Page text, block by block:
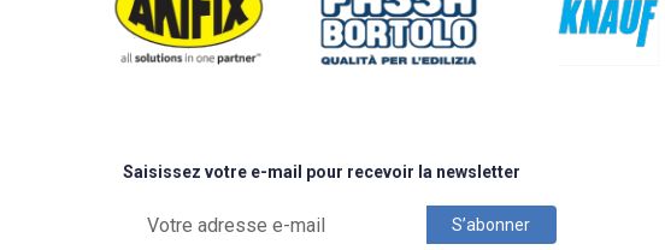
Saisissez votre e-mail pour recevoir la newsletter